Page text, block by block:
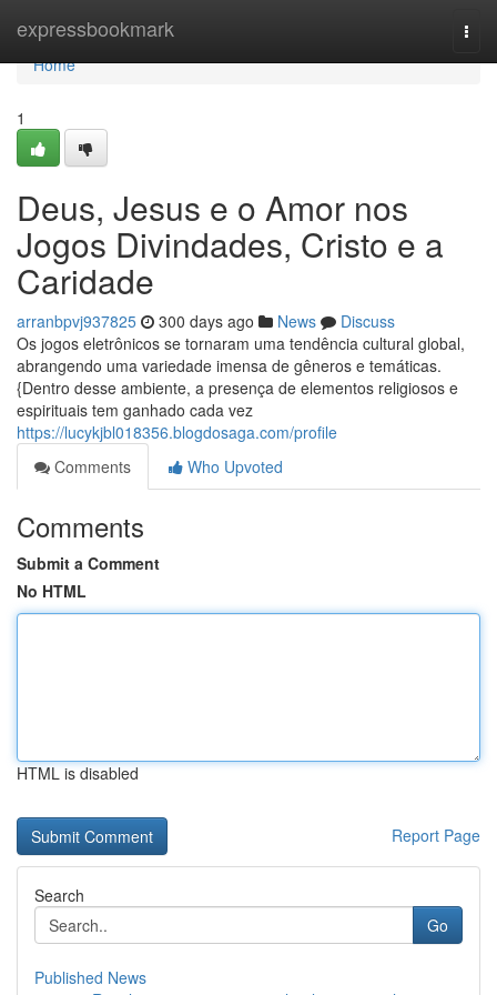
expressbookmark
Home
Home
1
Deus, Jesus e o Amor nos
Jogos Divindades, Cristo e a
Caridade
arranbpvj937825 300 days ago News
Discuss
Os jogos eletrônicos se tornaram uma tendência cultural global,
abrangendo uma variedade imensa de gêneros e temáticas.
{Dentro desse ambiente, a presença de elementos religiosos e
espirituais tem ganhado cada vez
https://lucykjbl018356.blogdosaga.com/profile
Comments
Who Upvoted
Comments
Submit a Comment
No HTML
HTML is disabled
Report Page
Search
Go
Published News